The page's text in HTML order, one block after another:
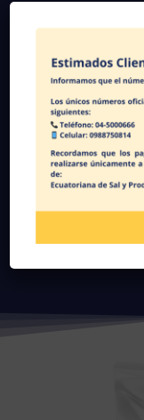
“Existen cerca
ecuatoriana se
ECUASAL agrega